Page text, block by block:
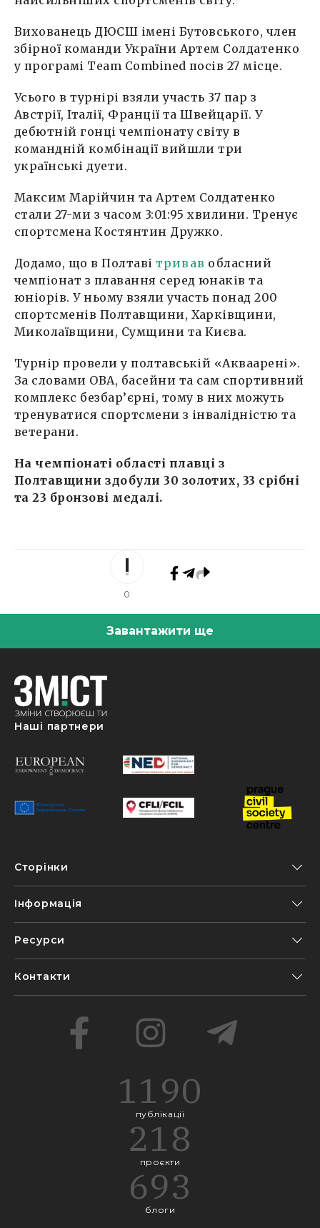
Вихованець ДЮСШ імені Бутовського, член
збірної команди України Артем Солдатенко
у програмі Team Combined посів 27 місце.
Усього в турнірі взяли участь 37 пар з
Австрії, Італії, Франції та Швейцарії. У
дебютній гонці чемпіонату світу в
командній комбінації вийшли три
українські дуети.
Максим Марійчин та Артем Солдатенко
стали 27-ми з часом 3:01:95 хвилини. Тренує
спортсмена Костянтин Дружко.
Додамо, що в Полтавітривав обласний
чемпіонат з плавання серед юнаків та
юніорів. У ньому взяли участь понад 200
спортсменів Полтавщини, Харківщини,
Миколаївщини, Сумщини та Києва.
Турнір провели у полтавській «Акваарені».
За словами ОВА, басейни та сам спортивний
комплекс безбар’єрні, тому в них можуть
тренуватися спортсмени з інвалідністю та
ветерани.
На чемпіонаті області плавці з
Полтавщини здобули 30 золотих, 33 срібні
та 23 бронзові медалі.
0
Завантажити ще
Наші партнери
Сторінки
Інформація
Ресурси
Контакти
1190
публікації
218
проєкти
693
блоги